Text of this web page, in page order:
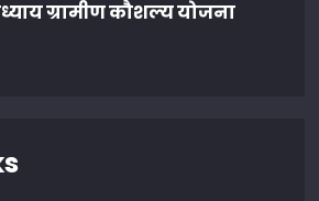
ग्रामीण कौशल्य योजना